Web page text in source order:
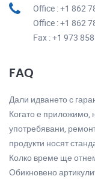
Office : +1 862
Office : +1 862
Fax : +1 973
FAQ
Дали идването с
Когато е приложимо,
употребявани,
продукти носят
Колко време ще
Обикновено